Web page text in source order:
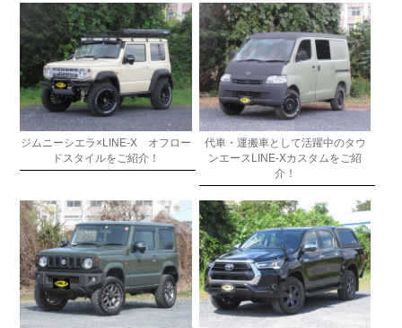
ジムニーシエラ×LINE-X オフロー
ドスタイルをご紹介！
代車・運搬車として活躍中のタウ
ンエースLINE-Xカスタムをご紹
介！